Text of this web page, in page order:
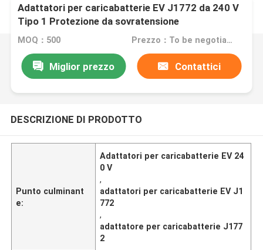
Adattatori per caricabatterie EV J1772 da 240 V
Tipo 1 Protezione da sovratensione
MOQ：500 Prezzo：To be negotiated
Miglior prezzo Contattici
DESCRIZIONE DI PRODOTTO
Punto culminant
e:
Adattatori per caricabatterie EV 24
0 V
,
adattatori per caricabatterie EV J1
772
,
adattatore per caricabatterie J177
2